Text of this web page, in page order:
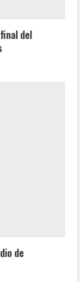
del
de